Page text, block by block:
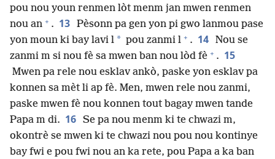
pou nou youn renmen lòt menm jan mwen renmen
nou an + . 13 Pèsonn pa gen yon pi gwo lanmou pase
yon moun ki bay lavi l * pou zanmi l + . 14 Nou se
zanmi m si nou fè sa mwen ban nou lòd fè + . 15
Mwen pa rele nou esklav ankò, paske yon esklav pa
konnen sa mèt li ap fè. Men, mwen rele nou zanmi,
paske mwen fè nou konnen tout bagay mwen tande
Papa m di. 16 Se pa nou menm ki te chwazi m,
okontrè se mwen ki te chwazi nou pou nou kontinye
bay fwi e pou fwi nou an ka rete, pou Papa a ka ban